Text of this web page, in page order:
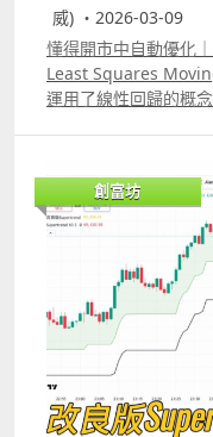
威) ・2026-03-09
懂得開市中自動優化
Least Squares
運用了線性回歸的概
法。 原本的LSMA，
「股價變化」，而多
度、ATR、RSI變化等
果更差，因為有些因
某個類型的因子權重
影響較大，有時候又
最主要會影響股價的
Net Regression來改
訴你「這段時間這個
將計算變得更複雜，
簡化。
創富坊